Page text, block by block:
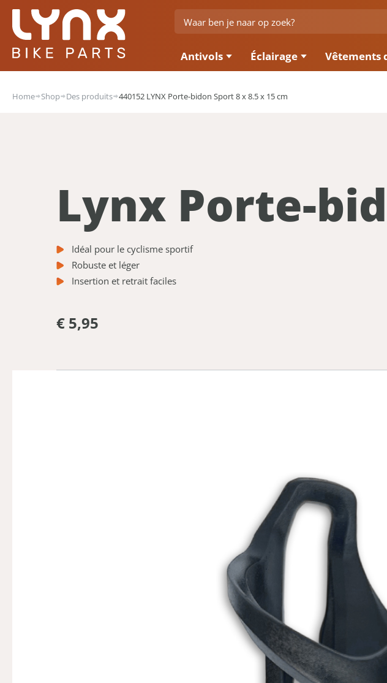
Antivols Éclairage Vêtements
Home Shop Des produits 440152 LYNX Porte-bidon Sport 8 x 8.5 x 15 cm
Lynx Porte-
Idéal pour le cyclisme sportif
Robuste et léger
Insertion et retrait faciles
€ 5,95